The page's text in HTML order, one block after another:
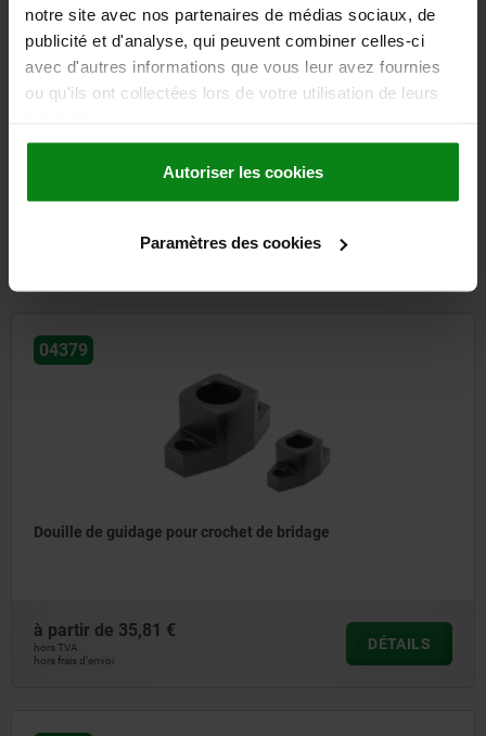
notre site avec nos partenaires de médias sociaux, de
publicité et d'analyse, qui peuvent combiner celles-ci
avec d'autres informations que vous leur avez fournies
ou qu'ils ont collectées lors de votre utilisation de leurs
Autoriser les cookies
Paramètres des cookies
97,48 €
04379
Douille de guidage pour crochet de bridage
à partir de 35,81 €
hors TVA
hors frais d’envoi
DÉTAILS